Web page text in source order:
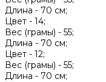
Длина - 70 см;
Цвет - 14;
Вес (грамы) - 55;
Длина - 70 см;
Цвет - 12;
Вес (грамы) - 55;
Длина - 70 см;